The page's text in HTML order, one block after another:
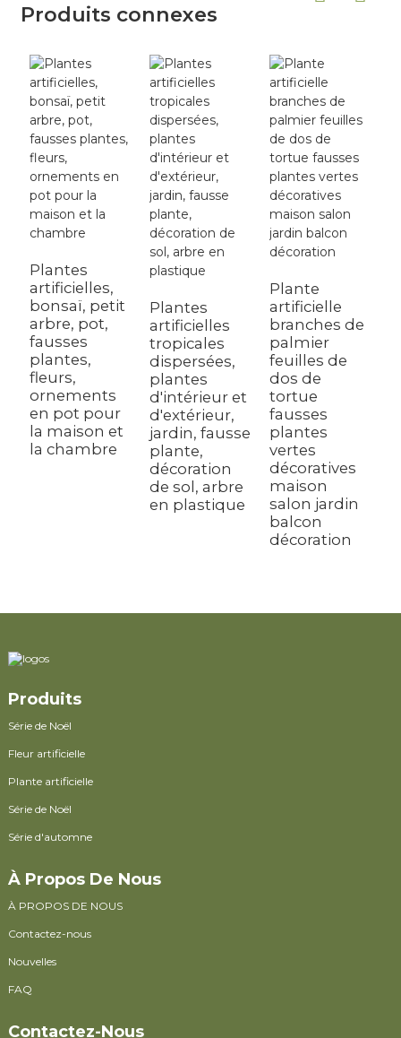
Produits connexes
Plantes
artificielles,
bonsaï, petit
arbre, pot,
fausses
plantes,
fleurs,
ornements
en pot pour
la maison et
la chambre
Plantes
artificielles
tropicales
dispersées,
plantes
d'intérieur et
d'extérieur,
jardin, fausse
plante,
décoration
de sol, arbre
en plastique
Plante
artificielle
branches de
palmier
feuilles de
dos de
tortue
fausses
plantes
vertes
décoratives
maison
salon jardin
balcon
décoration
Produits
Série de Noël
Fleur artificielle
Plante artificielle
Série de Noël
Série d'automne
À Propos De Nous
À PROPOS DE NOUS
Contactez-nous
Nouvelles
FAQ
Contactez-Nous